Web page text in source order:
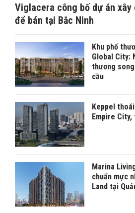
Viglacera công bố dự án
để bán tại Bắc Ninh
Khu phố
Global City:
thương
cầu
Keppel
Empire City,
Marina
chuẩn mực
Land tại